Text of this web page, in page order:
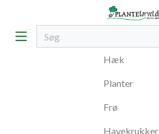
Hæk
Planter
Frø
Havekrukker